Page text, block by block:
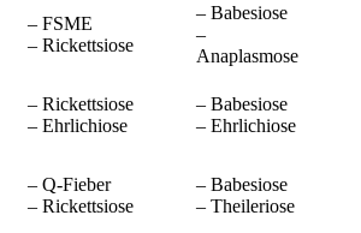
– FSME
– Rickettsiose
– Babesiose
–
Anaplasmose
– Rickettsiose
– Ehrlichiose
– Babesiose
– Ehrlichiose
– Q-Fieber
– Rickettsiose
– Babesiose
– Theileriose